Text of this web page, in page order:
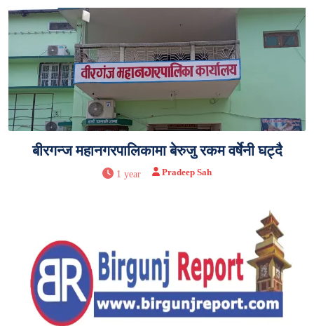
बीरगन्ज महानगरपालिकामा बेरुजु रकम वर्षेनी घट्दै
1 year Pradeep Sah